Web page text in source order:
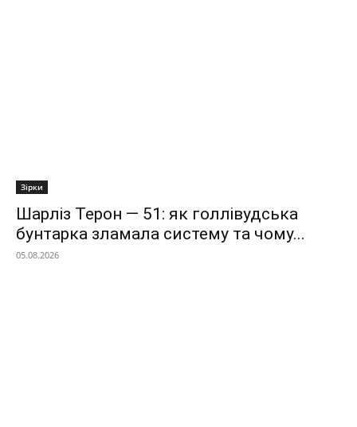
Зірки
Шарліз Терон — 51: як голлівудська
бунтарка зламала систему та чому...
05.08.2026